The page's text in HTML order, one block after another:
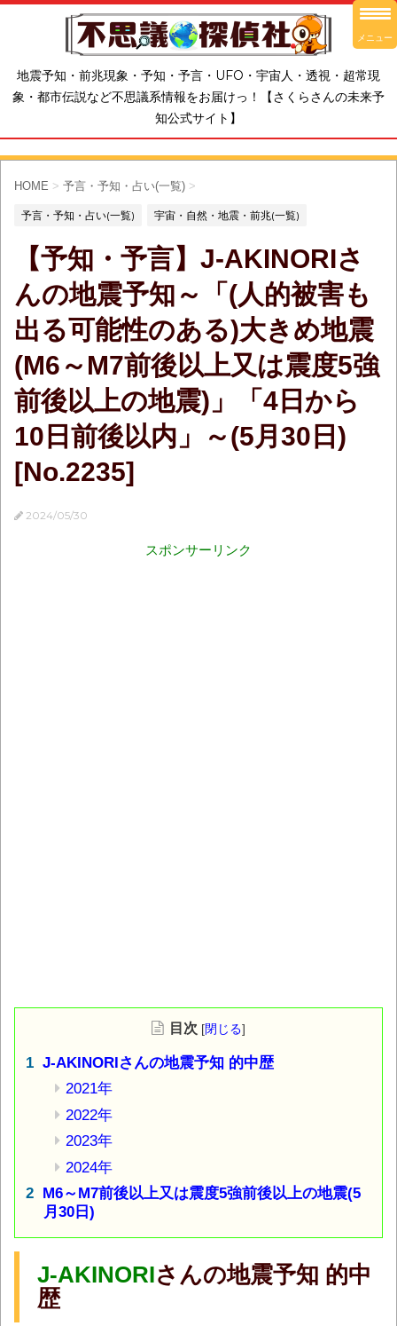
地震予知・前兆現象・予知・予言・UFO・宇宙人・透視・超常現
象・都市伝説など不思議系情報をお届けっ！【さくらさんの未来予
知公式サイト】
HOME > 予言・予知・占い(一覧) >
予言・予知・占い(一覧) 宇宙・自然・地震・前兆(一覧)
【予知・予言】J-AKINORIさ
んの地震予知～「(人的被害も
出る可能性のある)大きめ地震
(M6～M7前後以上又は震度5強
前後以上の地震)」「4日から
10日前後以内」～(5月30日)
[No.2235]
2024/05/30
スポンサーリンク
目次 [閉じる]
J-AKINORIさんの地震予知 的中歴
2021年
2022年
2023年
2024年
M6～M7前後以上又は震度5強前後以上の地震(5
月30日)
J-AKINORIさんの地震予知 的中
歴
メニュー